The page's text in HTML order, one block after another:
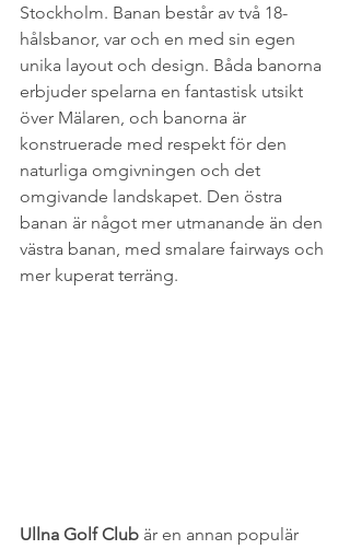
Stockholm. Banan består av två 18-
hålsbanor, var och en med sin egen
unika layout och design. Båda banorna
erbjuder spelarna en fantastisk utsikt
över Mälaren, och banorna är
konstruerade med respekt för den
naturliga omgivningen och det
omgivande landskapet. Den östra
banan är något mer utmanande än den
västra banan, med smalare fairways och
mer kuperat terräng.
Ullna Golf Club är en annan populär